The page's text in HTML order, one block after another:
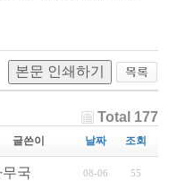
본문 인쇄하기
Total 177
글쓴이 날짜 조회
품공모전 결과발표
국 08-06 55